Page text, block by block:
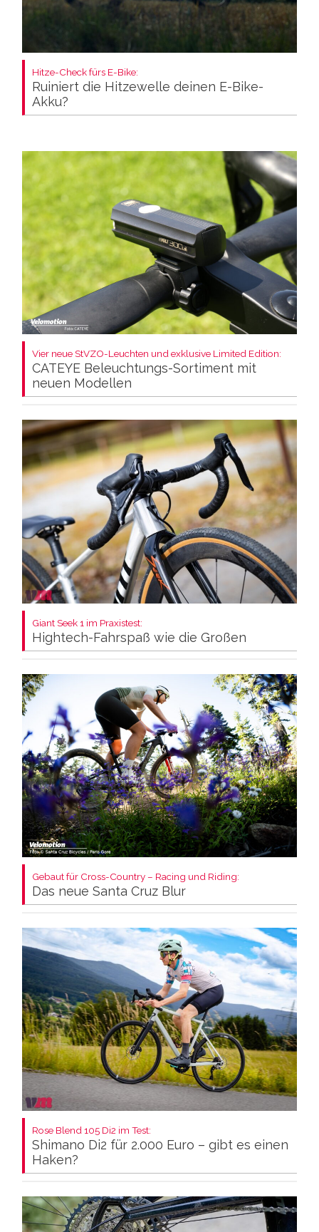
Hitze-Check fürs E-Bike:
Ruiniert die Hitzewelle deinen E-Bike-
Akku?
Vier neue StVZO-Leuchten und exklusive Limited Edition:
CATEYE Beleuchtungs-Sortiment mit
neuen Modellen
Giant Seek 1 im Praxistest:
Hightech-Fahrspaß wie die Großen
Gebaut für Cross-Country – Racing und Riding:
Das neue Santa Cruz Blur
Rose Blend 105 Di2 im Test:
Shimano Di2 für 2.000 Euro – gibt es einen
Haken?